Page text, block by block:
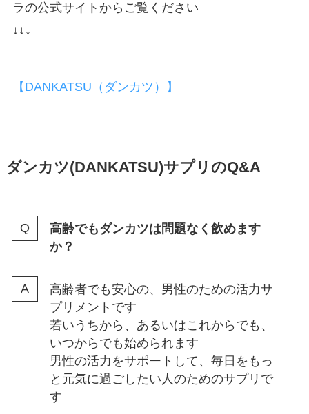
ラの公式サイトからご覧ください
↓↓↓
【DANKATSU（ダンカツ）】
ダンカツ(DANKATSU)サプリのQ&A
高齢でもダンカツは問題なく飲めます
か？
高齢者でも安心の、男性のための活力サ
プリメントです
若いうちから、あるいはこれからでも、
いつからでも始められます
男性の活力をサポートして、毎日をもっ
と元気に過ごしたい人のためのサプリで
す